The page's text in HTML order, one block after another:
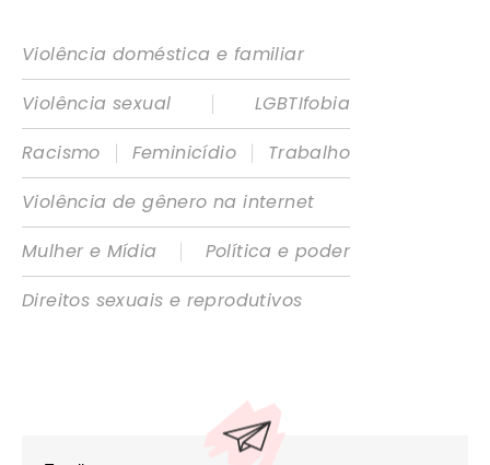
Violência doméstica e familiar
Violência sexual
|
LGBTIfobia
Racismo
| Feminicídio |
Trabalho
Violência de gênero na internet
Mulher e Mídia
|
Política e poder
Direitos sexuais e reprodutivos